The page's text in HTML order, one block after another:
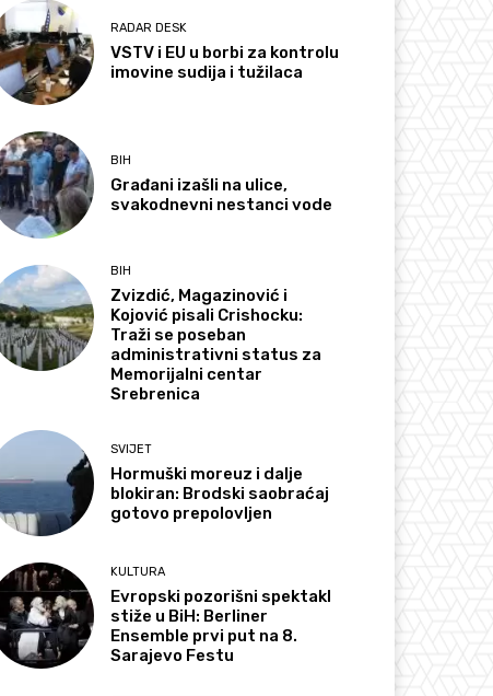
RADAR DESK
VSTV i EU u borbi za kontrolu
imovine sudija i tužilaca
BIH
Građani izašli na ulice,
svakodnevni nestanci vode
BIH
Zvizdić, Magazinović i
Kojović pisali Crishocku:
Traži se poseban
administrativni status za
Memorijalni centar
Srebrenica
SVIJET
Hormuški moreuz i dalje
blokiran: Brodski saobraćaj
gotovo prepolovljen
KULTURA
Evropski pozorišni spektakl
stiže u BiH: Berliner
Ensemble prvi put na 8.
Sarajevo Festu